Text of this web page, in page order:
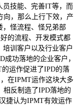
员技能、完善IT等，而
向，那么上行下效，产
，怪流程、怪兄弟部
的流程、开发模式都
训客户以及行业客户
成功落地的企业客户，
运作促进了IPD的落
在IPMT运作这块大多
相反制造了IPD落地的
捷认为IPMT有效运作